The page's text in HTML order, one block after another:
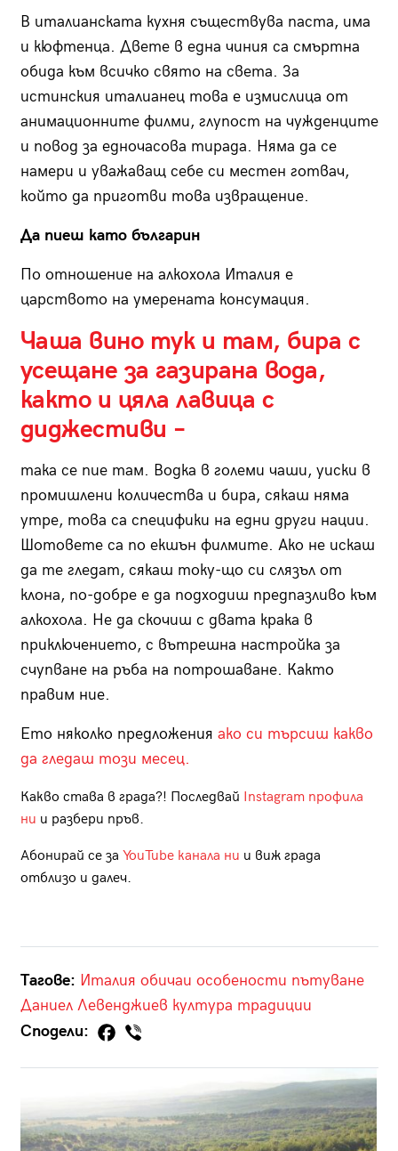
В италианската кухня съществува паста, има
и кюфтенца. Двете в една чиния са смъртна
обида към всичко свято на света. За
истинския италианец това е измислица от
анимационните филми, глупост на чужденците
и повод за едночасова тирада. Няма да се
намери и уважаващ себе си местен готвач,
който да приготви това извращение.
Да пиеш като българин
По отношение на алкохола Италия е
царството на умерената консумация.
Чаша вино тук и там, бира с
усещане за газирана вода,
както и цяла лавица с
диджестиви –
така се пие там. Водка в големи чаши, уиски в
промишлени количества и бира, сякаш няма
утре, това са специфики на едни други нации.
Шотовете са по екшън филмите. Ако не искаш
да те гледат, сякаш току-що си слязъл от
клона, по-добре е да подходиш предпазливо към
алкохола. Не да скочиш с двата крака в
приключението, с вътрешна настройка за
счупване на ръба на потрошаване. Както
правим ние.
Ето няколко предложения ако си търсиш какво
да гледаш този месец.
Какво става в града?! Последвай Instagram профила
ни и разбери пръв.
Абонирай се за YouTube канала ни и виж града
отблизо и далеч.
Тагове: Италия обичаи особености пътуване
Даниел Левенджиев култура традиции
Сподели: